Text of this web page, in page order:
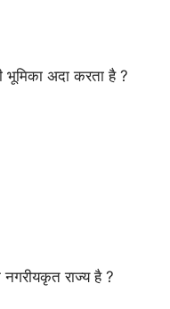
भूमिका अदा करता है ?
राज्य है ?